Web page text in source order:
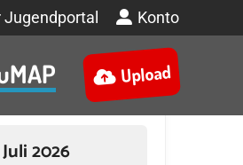
Konto
Upload
2026